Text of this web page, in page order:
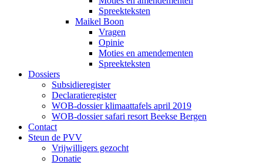
Spreekteksten
Maikel Boon
Vragen
Opinie
Moties en amendementen
Spreekteksten
Dossiers
Subsidieregister
Declaratieregister
WOB-dossier klimaattafels april 2019
WOB-dossier safari resort Beekse Bergen
Contact
Steun de PVV
Vrijwilligers gezocht
Donatie